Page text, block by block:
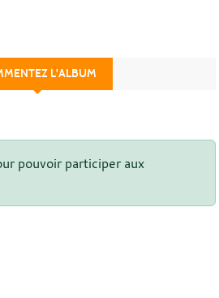
L'ALBUM
pouvoir participer aux